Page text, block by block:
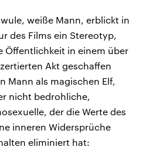
weiße Mann, erblickt in
des Films ein Stereotyp,
Öffentlichkeit in einem über
Akt geschaffen
Mann als magischen Elf,
nicht bedrohliche,
der die Werte des
inneren Widersprüche
eliminiert hat: